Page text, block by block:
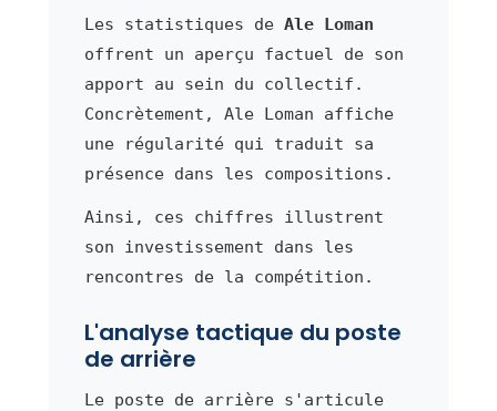
Les statistiques de Ale Loman
offrent un aperçu factuel de son
apport au sein du collectif.
Concrètement, Ale Loman affiche
une régularité qui traduit sa
présence dans les compositions.
Ainsi, ces chiffres illustrent
son investissement dans les
rencontres de la compétition.
L'analyse tactique du poste
de arrière
Le poste de arrière s'articule